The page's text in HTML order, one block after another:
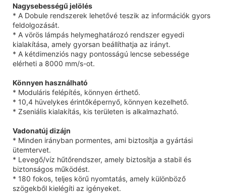
Nagysebességű jelölés
* A Dobule rendszerek lehetővé teszik az információk gyors
feldolgozását.
* A vörös lámpás helymeghatározó rendszer egyedi
kialakítása, amely gyorsan beállíthatja az irányt.
* A kétdimenziós nagy pontosságú lencse sebessége
elérheti a 8000 mm/s-ot.
Könnyen használható
* Moduláris felépítés, könnyen érthető.
* 10,4 hüvelykes érintőképernyő, könnyen kezelhető.
* Zseniális kialakítás, kis területen is alkalmazható.
Vadonatúj dizájn
* Minden irányban pormentes, ami biztosítja a gyártási
ütemtervet.
* Levegő/víz hűtőrendszer, amely biztosítja a stabil és
biztonságos működést.
* 180 fokos, teljes körű nyomtatás, amely különböző
szögekből kielégíti az igényeket.